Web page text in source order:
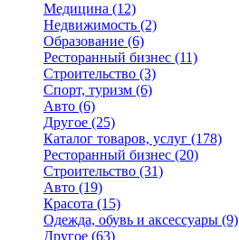
Медицина (12)
Недвижимость (2)
Образование (6)
Ресторанный бизнес (11)
Строительство (3)
Спорт, туризм (6)
Авто (6)
Другое (25)
Каталог товаров, услуг (178)
Ресторанный бизнес (20)
Строительство (31)
Авто (19)
Красота (15)
Одежда, обувь и аксессуары (9)
Другое (63)